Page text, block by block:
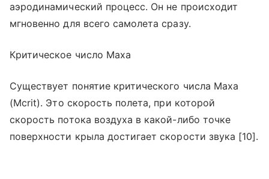
аэродинамический процесс. Он не происходит
мгновенно для всего самолета сразу.
Критическое число Маха
Существует понятие критического числа Маха
(Mcrit). Это скорость полета, при которой
скорость потока воздуха в какой-либо точке
поверхности крыла достигает скорости звука [10].